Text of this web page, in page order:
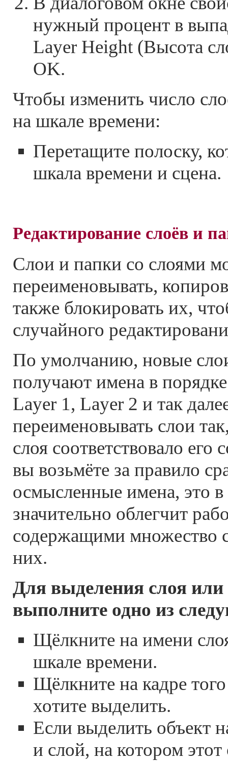
нужный процент в
Layer Height (Высота
OK.
Чтобы изменить число
на шкале времени:
Перетащите полоску,
шкала времени и сцена.
Редактирование слоёв и
Слои и папки со слоями
переименовывать,
также блокировать их,
случайного
По умолчанию, новые
получают имена в
Layer 1, Layer 2 и так
переименовывать слои
слоя соответствовало
вы возьмёте за правило
осмысленные имена, это
значительно облегчит
содержащими множество
них.
Для выделения слоя
выполните одно из
Щёлкните на имени
шкале времени.
Щёлкните на кадре
хотите выделить.
Если выделить объект
и слой, на котором этот